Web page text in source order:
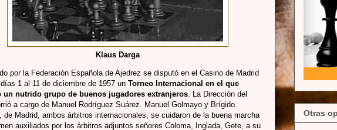
Klaus Darga
por la Federación Española de Ajedrez se disputó en el Casino de Madrid
1 al 11 de diciembre de 1957 un Torneo Internacional en el que
un nutrido grupo de buenos jugadores extranjeros . La Dirección del
a cargo de Manuel Rodríguez Suárez. Manuel Golmayo y Brígido
de Madrid, ambos árbitros internacionales, se cuidaron de la buena marcha
auxiliados por los árbitros adjuntos señores Coloma, Inglada, Gete, a su
Otras